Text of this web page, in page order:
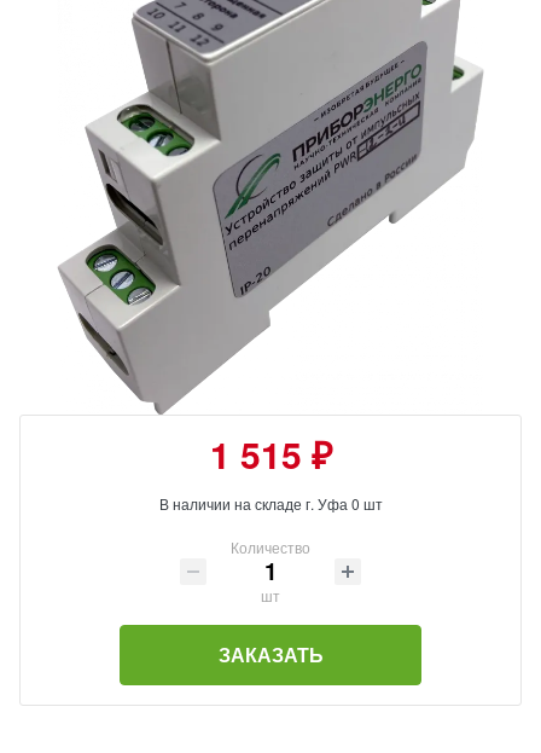
1 515 ₽
В наличии на складе г. Уфа 0 шт
Количество
шт
ЗАКАЗАТЬ